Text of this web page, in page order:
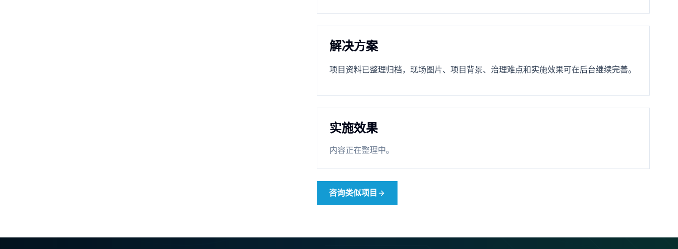
解决方案
项目资料已整理归档，现场图片、项目背景、治理难点和实施效果可在后台继续完善。
实施效果
内容正在整理中。
咨询类似项目